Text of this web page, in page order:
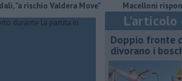
Valdera Move" Macelloni risponde ad
Doppio fronte
divorano i